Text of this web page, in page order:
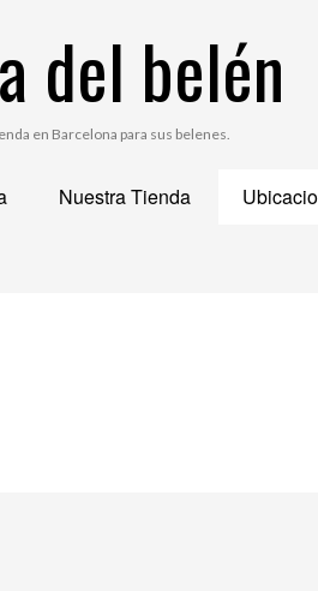
del belén
en Barcelona para sus belenes.
Nuestra Tienda